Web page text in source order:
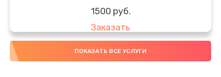
1500 руб.
Заказать
Замена южного моста
ПОКАЗАТЬ ВСЕ УСЛУГИ